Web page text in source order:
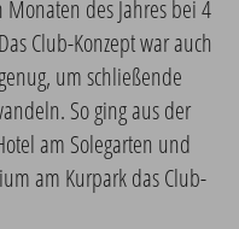
des Jahres bei 4
Club-Konzept war auch
um schließende
So ging aus der
am Solegarten und
am Kurpark das Club-